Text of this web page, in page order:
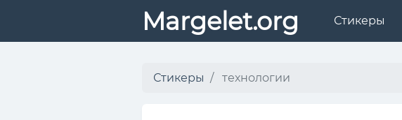
Margelet.org Стикеры
Стикеры технологии